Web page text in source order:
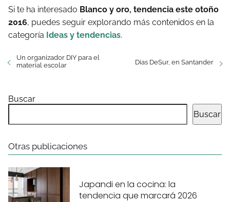
Si te ha interesado Blanco y oro, tendencia este otoño
2016, puedes seguir explorando más contenidos en la
categoría Ideas y tendencias.
Un organizador DIY para el
material escolar
Dias DeSur, en Santander
Buscar
Buscar
Otras publicaciones
Japandi en la cocina: la
tendencia que marcará 2026